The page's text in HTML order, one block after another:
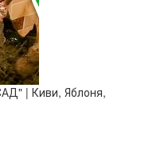
| Киви, Яблоня,